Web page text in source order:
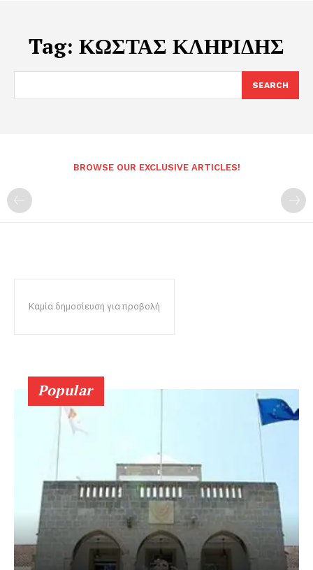
Tag: ΚΩΣΤΑΣ ΚΛΗΡΙΔΗΣ
SEARCH
BROWSE OUR EXCLUSIVE ARTICLES!
Καμία δημοσίευση για προβολή
Popular